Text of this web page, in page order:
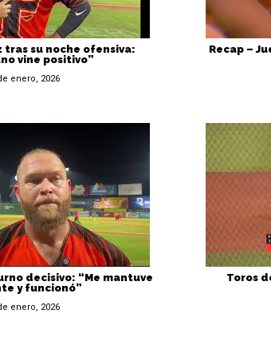
tras su noche ofensiva:
vine positivo”
enero, 2026
Recap –
decisivo: “Me mantuve
y funcionó”
enero, 2026
Toros